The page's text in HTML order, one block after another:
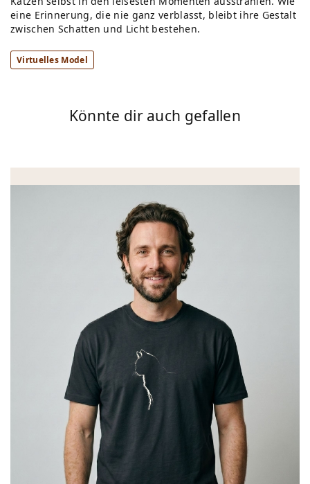
eine Erinnerung, die nie ganz verblasst, bleibt ihre Gestalt
zwischen Schatten und Licht bestehen.
Virtuelles Model
Könnte dir auch gefallen